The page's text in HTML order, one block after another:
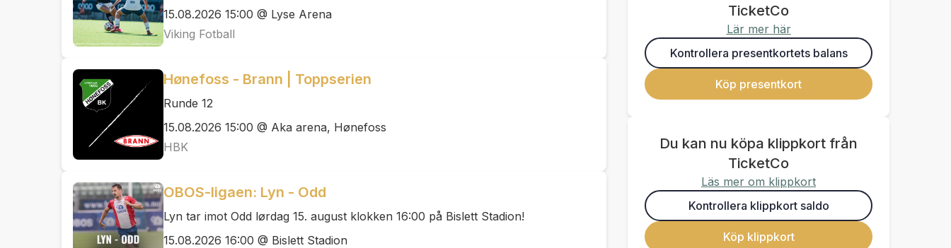
15.08.2026 15:00 @ Lyse Arena
Viking Fotball
Hønefoss - Brann | Toppserien
Runde 12
15.08.2026 15:00 @ Aka arena, Hønefoss
HBK
OBOS-ligaen: Lyn - Odd
Lyn tar imot Odd lørdag 15. august klokken 16:00 på Bislett Stadion!
15.08.2026 16:00 @ Bislett Stadion
TicketCo
Lär mer här
Kontrollera presentkortets balans
Köp presentkort
Du kan nu köpa klippkort från
TicketCo
Läs mer om klippkort
Kontrollera klippkort saldo
Köp klippkort